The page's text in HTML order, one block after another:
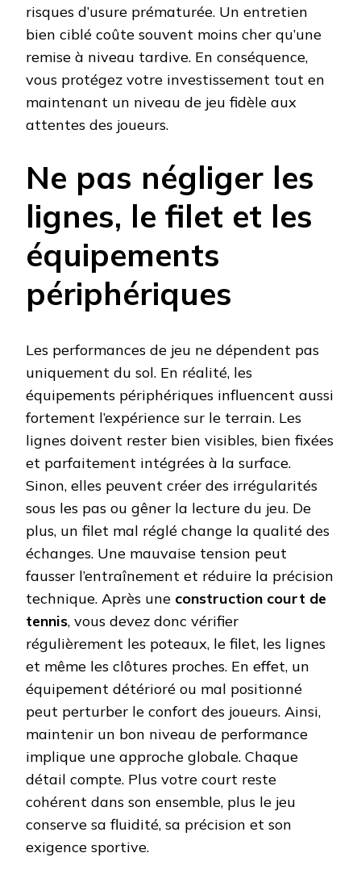
risques d’usure prématurée. Un entretien
bien ciblé coûte souvent moins cher qu’une
remise à niveau tardive. En conséquence,
vous protégez votre investissement tout en
maintenant un niveau de jeu fidèle aux
attentes des joueurs.
Ne pas négliger les
lignes, le filet et les
équipements
périphériques
Les performances de jeu ne dépendent pas
uniquement du sol. En réalité, les
équipements périphériques influencent aussi
fortement l’expérience sur le terrain. Les
lignes doivent rester bien visibles, bien fixées
et parfaitement intégrées à la surface.
Sinon, elles peuvent créer des irrégularités
sous les pas ou gêner la lecture du jeu. De
plus, un filet mal réglé change la qualité des
échanges. Une mauvaise tension peut
fausser l’entraînement et réduire la précision
technique. Après une construction court de
tennis, vous devez donc vérifier
régulièrement les poteaux, le filet, les lignes
et même les clôtures proches. En effet, un
équipement détérioré ou mal positionné
peut perturber le confort des joueurs. Ainsi,
maintenir un bon niveau de performance
implique une approche globale. Chaque
détail compte. Plus votre court reste
cohérent dans son ensemble, plus le jeu
conserve sa fluidité, sa précision et son
exigence sportive.